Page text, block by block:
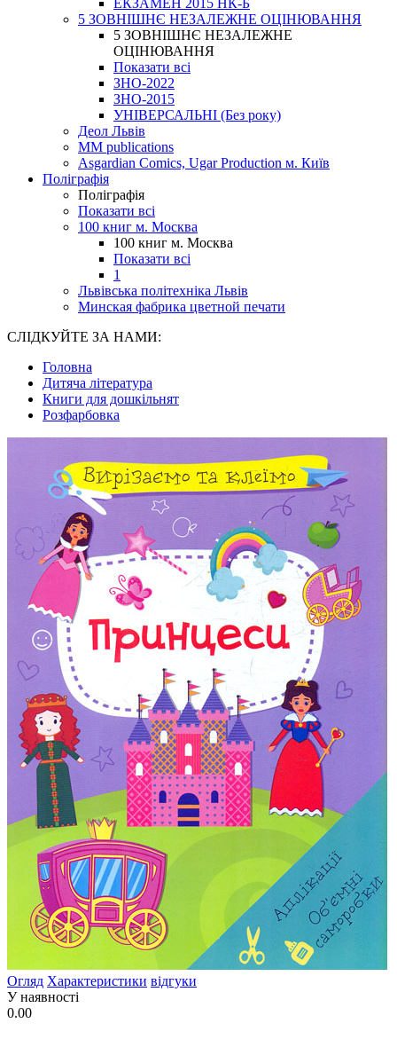
ЕКЗАМЕН 2015 НК-Б
5 ЗОВНІШНЄ НЕЗАЛЕЖНЕ ОЦІНЮВАННЯ
5 ЗОВНІШНЄ НЕЗАЛЕЖНЕ
ОЦІНЮВАННЯ
Показати всі
ЗНО-2022
ЗНО-2015
УНІВЕРСАЛЬНІ (Без року)
Деол Львів
MM publications
Asgardian Comics, Ugar Production м. Київ
Поліграфія
Поліграфія
Показати всі
100 книг м. Москва
100 книг м. Москва
Показати всі
1
Львівська політехніка Львів
Минская фабрика цветной печати
СЛІДКУЙТЕ ЗА НАМИ:
Головна
Дитяча література
Книги для дошкільнят
Розфарбовка
Огляд Характеристики відгуки
У наявності
0.00